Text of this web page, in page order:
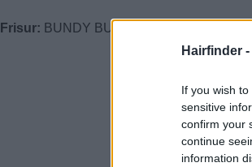
Hairfinder
If you wish
sensitive
confirm your
continue
information
Frisur: BUNDY BUNDY Artistic Team